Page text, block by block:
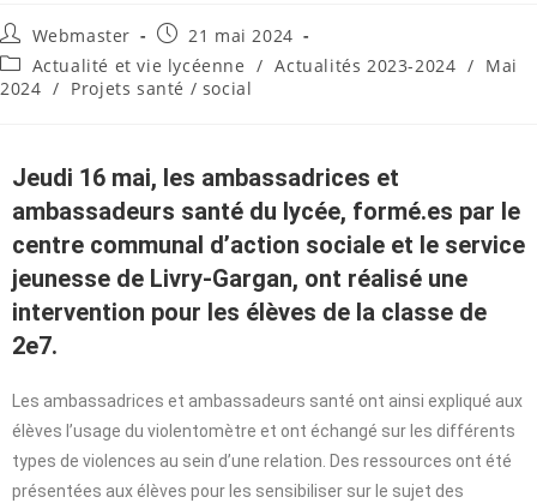
Webmaster
21 mai 2024
Actualité et vie lycéenne / Actualités 2023-2024 / Mai
2024 / Projets santé / social
Jeudi 16 mai, les ambassadrices et
ambassadeurs santé du lycée, formé.es par le
centre communal d’action sociale et le service
jeunesse de Livry-Gargan, ont réalisé une
intervention pour les élèves de la classe de
2e7.
Les ambassadrices et ambassadeurs santé ont ainsi expliqué aux
élèves l’usage du violentomètre et ont échangé sur les différents
types de violences au sein d’une relation. Des ressources ont été
présentées aux élèves pour les sensibiliser sur le sujet des